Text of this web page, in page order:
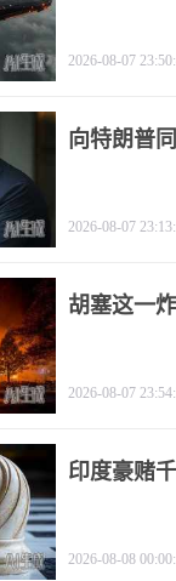
2026-08-07
向特朗普
2026-08-07
胡塞这一
2026-08-07
印度豪赌
2026-08-08